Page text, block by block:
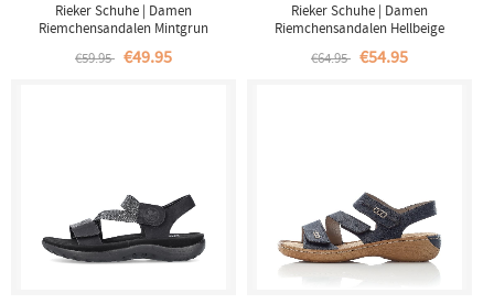
Rieker Schuhe | Damen
Riemchensandalen Mintgrun
€59.95 €49.95
Rieker Schuhe | Damen
Riemchensandalen Hellbeige
€64.95 €54.95